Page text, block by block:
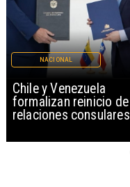
Chile y Venezuela
formalizan reinicio de
relaciones consulares
NACIONAL